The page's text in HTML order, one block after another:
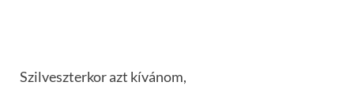
Szilveszterkor azt kívánom,